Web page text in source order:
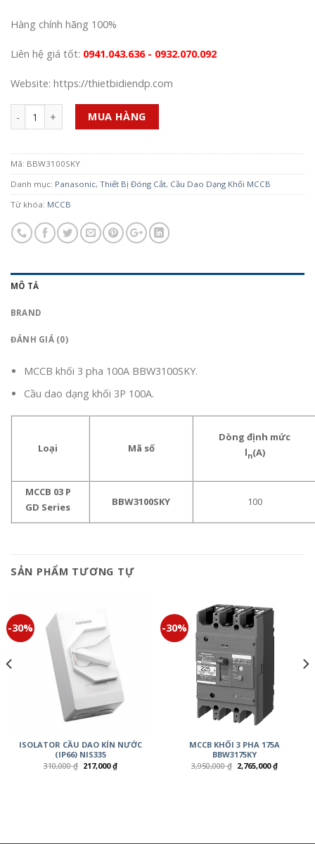
Hàng chính hãng 100%
Liên hệ giá tốt: 0941.043.636 - 0932.070.092
Website: https://thietbidiendp.com
Số lượng MUA HÀNG
Mã: BBW3100SKY
Danh mục: Panasonic, Thiết Bị Đóng Cắt, Cầu Dao Dạng Khối MCCB
Từ khóa: MCCB
MÔ TẢ
BRAND
ĐÁNH GIÁ (0)
MCCB khối 3 pha 100A BBW3100SKY.
Cầu dao dạng khối 3P 100A.
Loại Mã số
Dòng định mức
ln(A)
MCCB 03 P
GD Series
BBW3100SKY 100
SẢN PHẨM TƯƠNG TỰ
-30%
ISOLATOR CẦU DAO KÍN NƯỚC
(IP66) NIS335
310,000₫ 217,000₫
-30%
MCCB KHỐI 3 PHA 175A
BBW3175KY
3,950,000₫ 2,765,000₫